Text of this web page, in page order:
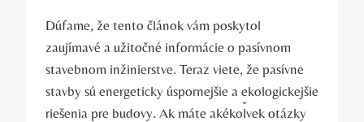
Dúfame, že tento článok vám poskytol
zaujímavé a užitočné informácie o pasívnom
stavebnom inžinierstve. Teraz viete, že pasívne
stavby sú energeticky úspornejšie a ekologickejšie
riešenia pre budovy. Ak máte akékoľvek otázky